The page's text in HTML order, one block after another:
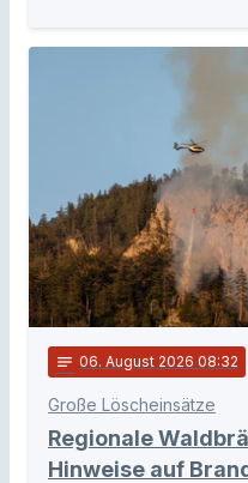
notes 06. August 2026 08:32
Große Löscheinsätze
Regionale
Hinweise auf